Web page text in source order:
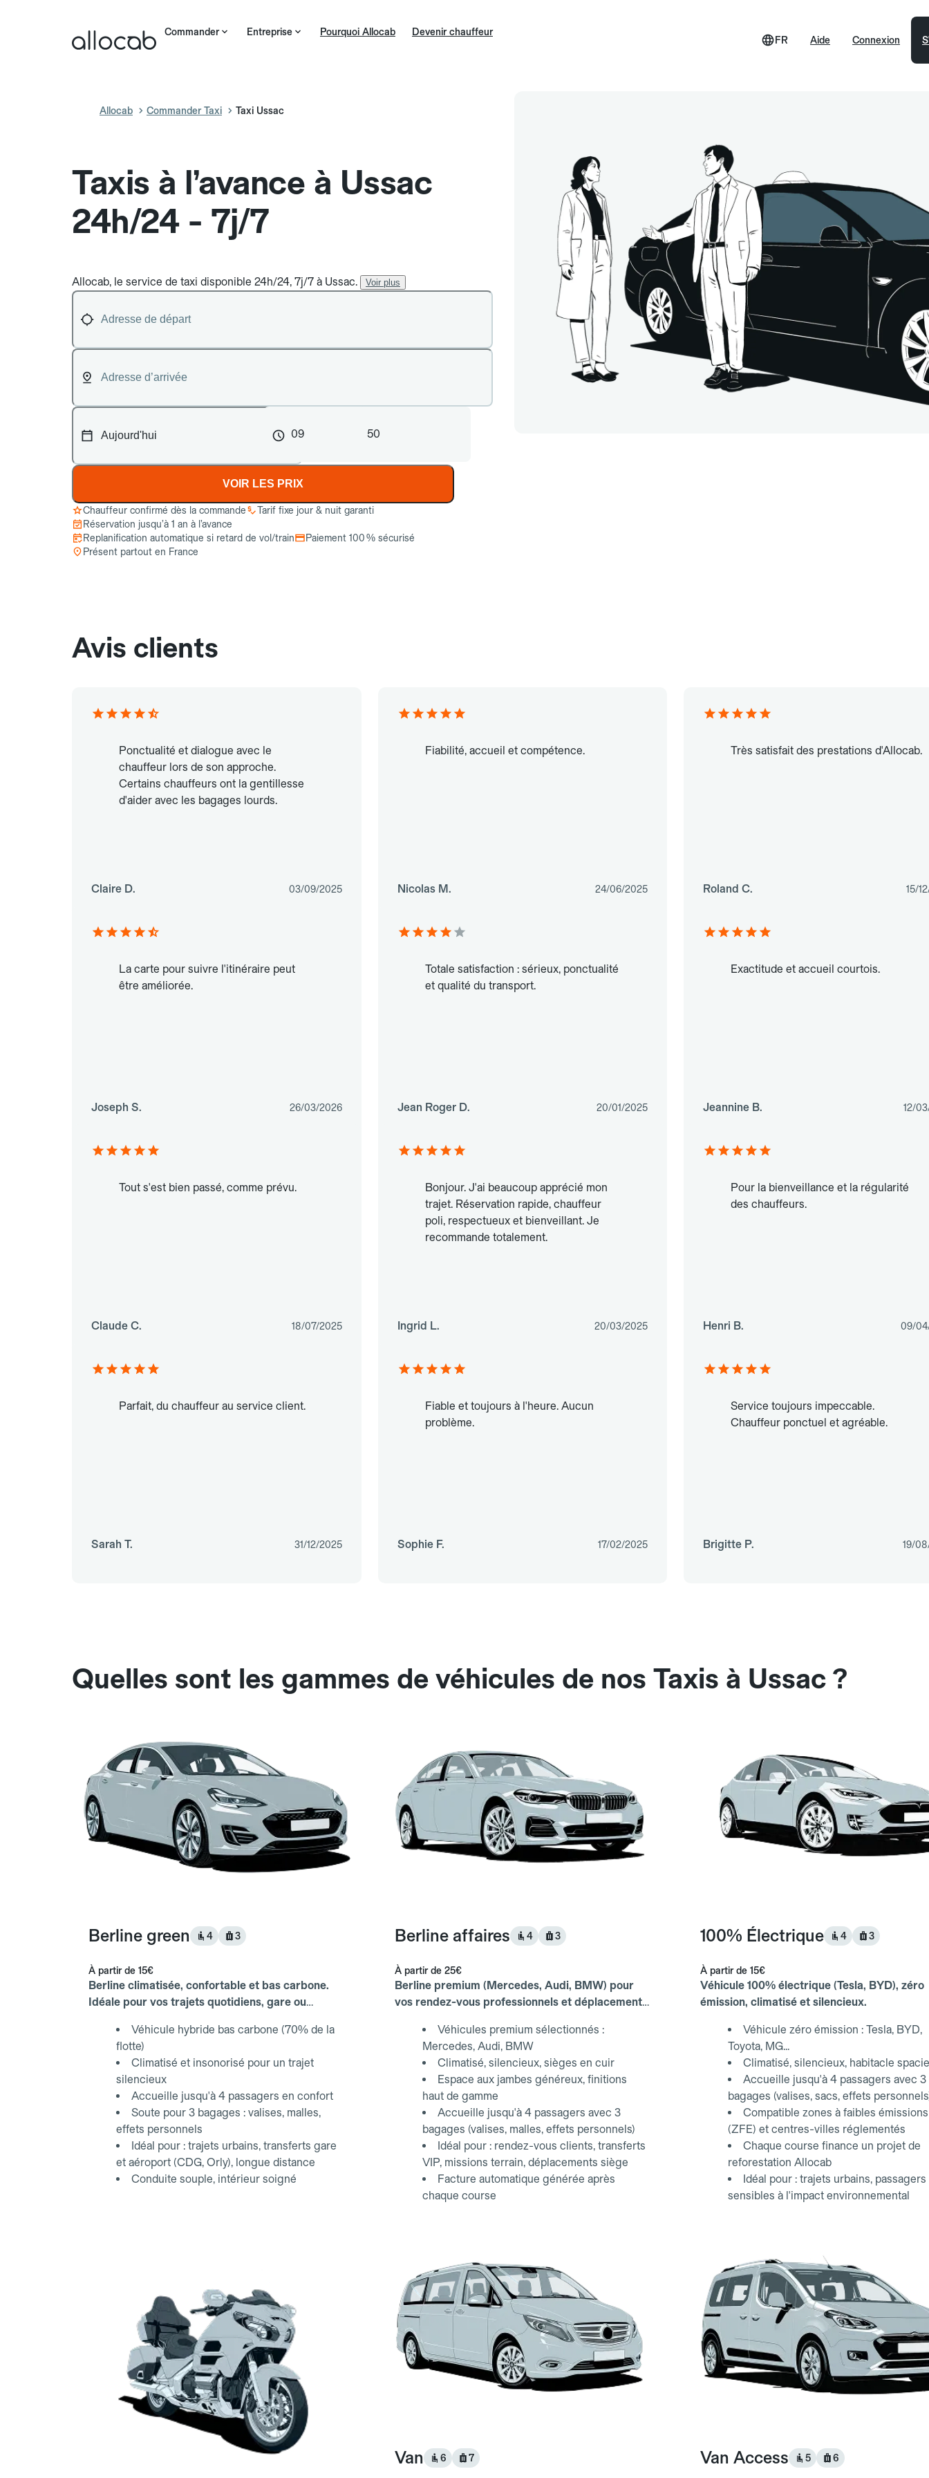
Commander Entreprise Pourquoi Allocab Devenir chauffeur
Aide
FR Connexion
Allocab Commander Taxi Taxi Ussac
Taxis à l’avance à Ussac
24h/24 - 7j/7
Allocab, le service de taxi disponible 24h/24, 7j/7 à Ussac. Voir plus
09 50
VOIR LES PRIX
Chauffeur confirmé dès la commande
Tarif fixe jour & nuit garanti
Réservation jusqu’à 1 an à l’avance
Replanification automatique si retard de vol/train
Paiement 100 % sécurisé
Présent partout en France
Avis clients
Ponctualité et dialogue avec le
chauffeur lors de son approche.
Certains chauffeurs ont la gentillesse
d'aider avec les bagages lourds.
Claire D. 03/09/2025
Fiabilité, accueil et compétence.
Nicolas M. 24/06/2025
Très satisfait des prestations d'Allocab.
Roland C. 15/
La carte pour suivre l'itinéraire peut
être améliorée.
Joseph S. 26/03/2026
Totale satisfaction : sérieux, ponctualité
et qualité du transport.
Jean Roger D. 20/01/2025
Exactitude et accueil courtois.
Jeannine B. 12/
Tout s'est bien passé, comme prévu.
Claude C. 18/07/2025
Bonjour. J'ai beaucoup apprécié mon
trajet. Réservation rapide, chauffeur
poli, respectueux et bienveillant. Je
recommande totalement.
Ingrid L. 20/03/2025
Pour la bienveillance et la régularité
des chauffeurs.
Henri B. 09/
Parfait, du chauffeur au service client.
Sarah T. 31/12/2025
Fiable et toujours à l'heure. Aucun
problème.
Sophie F. 17/02/2025
Service toujours impeccable.
Chauffeur ponctuel et agréable.
Brigitte P. 19/
Quelles sont les gammes de véhicules de nos Taxis à Ussac ?
Berline green 4 3
À partir de 15€
Berline climatisée, confortable et bas carbone.
Idéale pour vos trajets quotidiens, gare ou
Véhicule hybride bas carbone (70% de la
flotte)
Climatisé et insonorisé pour un trajet
silencieux
Accueille jusqu'à 4 passagers en confort
Soute pour 3 bagages : valises, malles,
effets personnels
Idéal pour : trajets urbains, transferts gare
et aéroport (CDG, Orly), longue distance
Conduite souple, intérieur soigné
Berline affaires 4 3
À partir de 25€
Berline premium (Mercedes, Audi, BMW) pour
vos rendez-vous professionnels et déplacements
Véhicules premium sélectionnés :
Mercedes, Audi, BMW
Climatisé, silencieux, sièges en cuir
Espace aux jambes généreux, finitions
haut de gamme
Accueille jusqu'à 4 passagers avec 3
bagages (valises, malles, effets personnels)
Idéal pour : rendez-vous clients, transferts
VIP, missions terrain, déplacements siège
Facture automatique générée après
chaque course
100% Électrique 4 3
À partir de 15€
Véhicule 100% électrique (Tesla, BYD), zéro
émission, climatisé et silencieux.
Véhicule zéro émission : Tesla, BYD,
Toyota, MG...
Climatisé, silencieux, habitacle
Accueille jusqu'à 4 passagers avec 3
bagages (valises, sacs, effets
Compatible zones à faibles émissions
(ZFE) et centres-villes réglementés
Chaque course finance un projet de
reforestation Allocab
Idéal pour : trajets urbains, passagers
sensibles à l'impact environnemental
Van 6 7 Van Access 5 6